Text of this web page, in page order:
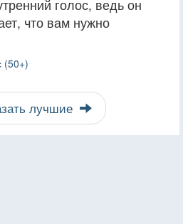
голос, ведь он
что вам нужно
(50+)
лучшие